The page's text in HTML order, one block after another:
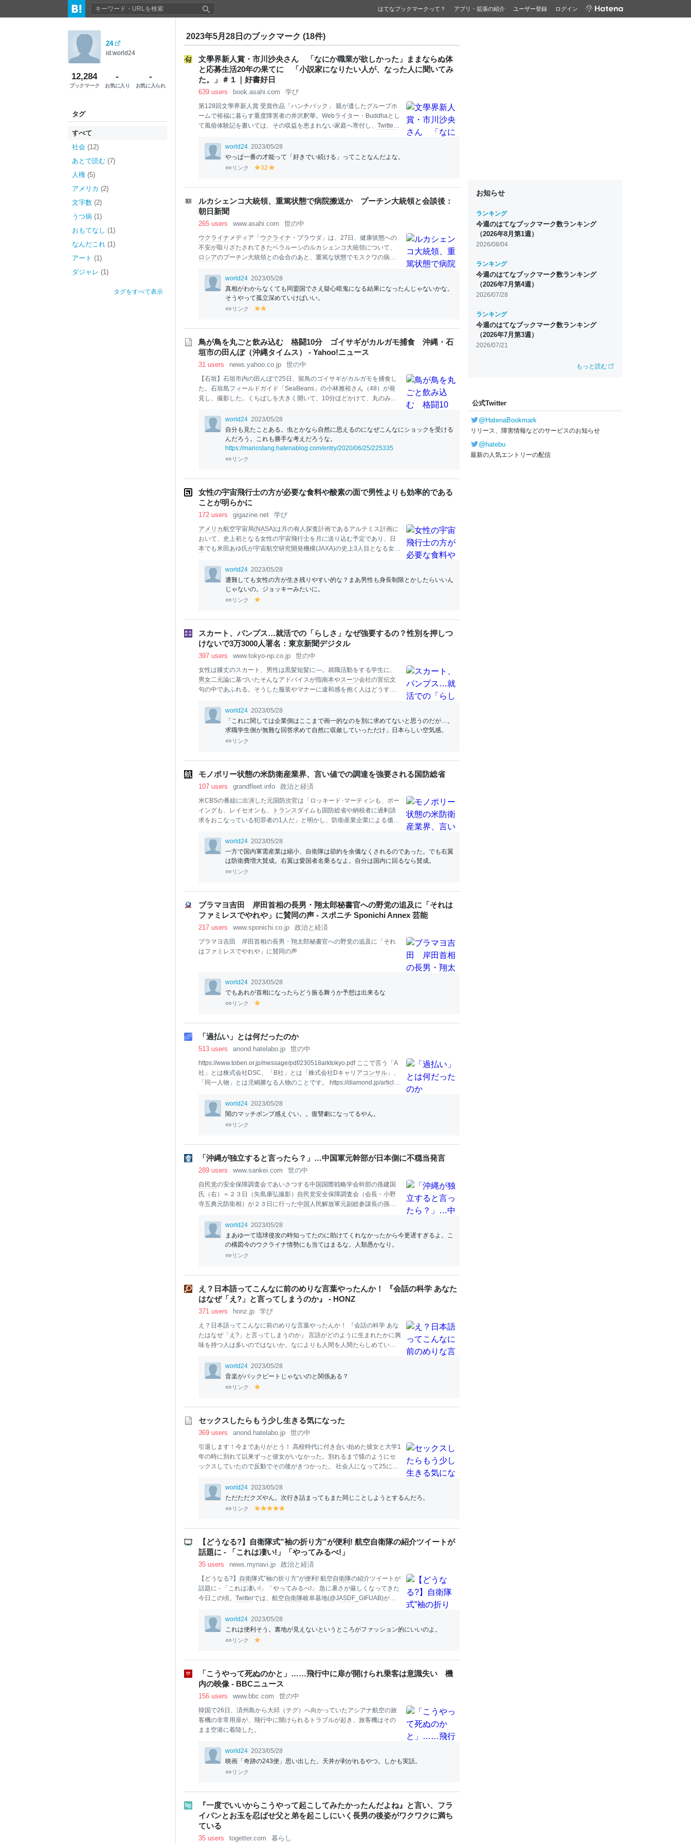
はてなブックマークって？ アプリ・拡張の紹介 ユーザー登録 ログイン
24
id:world24
12,284
ブックマーク
-
お気に入り
-
お気に入られ
タグ
すべて
社会 (12)
あとで読む (7)
人権 (5)
アメリカ (2)
文字数 (2)
うつ病 (1)
おもてなし (1)
なんだこれ (1)
アート (1)
ダジャレ (1)
タグをすべて表示
2023年5月28日のブックマーク (18件)
文學界新人賞・市川沙央さん 「なにか職業が欲しかった」ままならぬ体
と応募生活20年の果てに 「小説家になりたい人が、なった人に聞いてみ
た。」＃１｜好書好日
639 users book.asahi.com 学び
第128回文學界新人賞 受賞作品「ハンチバック」 親が遺したグループホ
ームで裕福に暮らす重度障害者の井沢釈華。Webライター・Buddhaとし
て風俗体験記を書いては、その収益を恵まれない家庭へ寄付し、 Twitter
夢」と吐きだす。ある日、ヘルパーの田中に裏垢を特定された釈華は、
１億5500万円で彼との性交によって妊娠する契約を結ぶ――。 療養生活
という名の引きこもり 取材は市川さんが両親と暮らす自宅で行われた。
い、リスクもある。そのため取材も、あらかじめメールで回答をもら
い、補足のみ、最小限お話いただく形をとった。 目力の強さはそれが市
川さ
world24 2023/05/28
やっぱ一番の才能って「好きでい続ける」ってことなんだよな。
リンク
y
lo
w
32
lo
ルカシェンコ大統領、重篤状態で病院搬送か プーチン大統領と会談後：
朝日新聞
265 users www.asahi.com 世の中
ウクライナ メディア「 ウクライナ ・プラウダ」は、27日、健康状態への
不安が取りざたされてきたベラルーシのルカシェンコ大統領について、
ロシアのプーチン大統領との会合のあと、重篤な状態でモスクワの病院
world24 2023/05/28
真相がわからなくても同盟国でさえ疑心暗鬼になる結果になったんじゃないかな。
そうやって孤立深めていけばいい。
リンク
y
lo
w
lo
w
鳥が鳥を丸ごと飲み込む 格闘10分 ゴイサギがカルガモ捕食 沖縄・石
垣市の田んぼ（沖縄タイムス） - Yahoo!ニュース
31 users news.yahoo.co.jp 世の中
【石垣】石垣市内の田んぼで25日、留鳥のゴイサギがカルガモを捕食 し
た。石垣島フィールドガイド「SeaBeans」の小林雅裕さん（48）が発
見し、撮影した。くちばしを大きく開いて、10分ほどかけて、丸のみし
体長60センチほど。カルガモは体長30センチほどに成長した若鳥だった
とみられる。小林さんが野鳥観察をしていたところ、草むらから大きな
獲物をくわえたゴイサギが田んぼに降り立った。オオヒキガエルと思い
ながら観察を続けると、脚が長く、羽毛があることに気付いたという。
で詳しく見ると、カルガモの若鳥だった。10分くらい格闘した
サギがカルガモを
べるとは」と驚いた。 （政経部・福元大輔） （写図
説
world24 2023/05/28
自分も見たことある。虫とかなら自然に思えるのになぜこんなにショックを受ける
んだろう。これも勝手な考えだろうな。
https://mariostang.hatenablog.com/entry/2020/06/25/225335
リンク
女性の宇宙飛行士の方が必要な食料や酸素の面で男性よりも効率的である
ことが明らかに
172 users gigazine.net 学び
アメリカ航空宇宙局(NASA)は月の有人探査計画であるアルテミス計画に
おいて、史上初となる女性の宇宙飛行士を月に送り込む予定であり、日
本でも米田あゆ氏が宇宙航空研究開発機構(JAXA)の史上3人目となる女性
ていくことが期待されています。そんな中、欧州宇宙機関(ESA)の研究チ
ームが発表した論文では、「宇宙飛行士は男性より女性の方が必要な食
料や酸素の面で効率的」という研究結果が示されました。 Effects of body
size and counte
rme
asure exercise on estimates of life support resources
world24 2023/05/28
遭難しても女性の方が生き残りやすい的な？まあ男性も身長制限とかしたらいいん
じゃないの。ジョッキーみたいに。
リンク
lo
w
スカート、パンプス…就活での「らしさ」なぜ強要するの？性別を押しつ
けないで3万3000人署名：東京新聞デジタル
397 users www.tokyo-np.co.jp 世の中
女性は膝丈のスカート、男性は黒髪短髪に―。就職活動をする学生に、
男女二元論に基づいたそんなアドバイスが指南本やスーツ会社の宣伝文
句の中であふれる。そうした服装やマナーに違和感を抱く人はどうすれ
に反し差別的だとして、就活体験者らでつくる団体が、大学や企業など
に「押し付けはやめて」「多様性の尊重を」と訴える。6月1日から企業
による面接などの選考活動が解禁され、就活が本格化する。（榎本哲
world24 2023/05/28
「これに関しては企業側はここまで画一的なのを別に求めてないと思うのだが…。
求職学生側が無難な回答求めて自然に収斂していっただけ」日本らしい空気感。
リンク
モノポリー状態の米防衛産業界、言い値での調達を強要される国防総省
107 users grandfleet.info 政治と経済
米CBSの番組に出演した元国防次官は「ロッキード･マーティンも、ボー
イングも、レイセオンも、
トランスダイムも国防総省や納税者に過剰請
求をおこなっている犯罪者の1人だ」と明かし、防衛産業企業による価格
ment of Defense w ith inflated prices for planes, submarines, missiles 参
考：Se nators urge Pentagon to investigate pricegouging by milit ary cont
ractors after 60 Minutesreportロッキード･マーティンも、ボーイング
も、レイセオンもパトリオットシステムで国防総省と同盟国に過剰請求C
world24 2023/05/28
一方で国内軍需産業は縮小、自衛隊は節約を余儀なくされるのであった。でも右翼
は防衛費増大賛成。右翼は愛国者名乗るなよ。自分は国内に回るなら賛成。
リンク
ブラマヨ吉田 岸田首相の長男・翔太郎秘書官への野党の追及に「それは
ファミレスでやれや」に賛同の声 - スポニチ Sponichi Annex 芸能
217 users www.sponichi.co.jp 政治と経済
ブラマヨ吉田 岸田首相の長男・翔太郎秘書官への野党の追及に「それ
はファミレスでやれや」に賛同の声
world24 2023/05/28
でもあれが首相になったらどう振る舞うか予想は出来るな
リンク
lo
w
「過払い」とは何だったのか
513 users anond.hatelabo.jp 世の中
https://www.toben.or.jp/message/pdf/230518arktokyo.pdfここで言う「A
社」とは株式会社DSC、「B社」とは「株式会社Dキャリアコンサル 」、
「同一人物」とは児嶋勝なる人物のことです。 https://diamond.jp/articl e
じ会社、同じ人物。 首都圏にいると気づきませんが、地方のラジオや新
聞は今でもいわゆる「過払い金」の広告で溢れています。 その広告を手
掛けているのが上記のA社＝株式会社DSCを代表とする広告代理店群。
はどれも同じ。 経営基盤が弱い弁護士
world24 2023/05/28
闇のマッチポンプ感えぐい。。復讐劇になってるやん。
リンク
「沖縄が独立すると言ったら？」…中国軍元幹部が日本側に不穏当発言
289 users www.sankei.com 世の中
自民党の安全保障調査会であいさつする中国 国際戦略学会幹部の孫建国
氏（右）＝２３日（矢島康弘撮影） 自民党安全保障調査会（会長・小野
寺五典元防衛相）が２３日に行った中国 人民解放軍元副総参謀長の孫建
張し、米国を「狼」になぞらえて日米同盟にくさびを打とうとした一
方、日中間の緊張がエスカレートする事態には日本と同様に懸念する姿
勢も示した。会合でのやり取りは冒頭以外は非公開。中国 軍元幹部は日
の元防衛相らに何を語ったのか。 「関係正常化に向けて歩み出す努力
合幕僚監部に当たる中国軍総参謀部（現統合参謀部）のナンバー２だっ
た人物だ。
world24 2023/05/28
まあゆーて琉球侵攻の時知ってたのに助けてくれなかったから今更遅すぎるよ。こ
の構図今のウクライナ情勢にも当てはまるな。人類愚かなり。
リンク
え？日本語ってこんなに前のめりな言葉やったんか！ 『会話の科学 あなた
はなぜ「え?」と言ってしまうのか』 - HONZ
371 users honz.jp 学び
え？日 本語ってこんなに前のめりな言葉やったんか！ 『会話の科学 あな
たはなぜ「え?」と言ってしまうのか』 言語がどのように生まれたかに興
味を持つ人は多いのではないか。なによりも人間を人間たらしめている
書評を書いた『言語はこうして生まれる：「即興する脳」とジェスチャ
ゲーム 』は、そのあたりを論じた本 である。 周囲の人に何かを伝える
ために言語が生まれた。最初から単語、ましてや文法があった訳ではな
ているという、あのチョムスキーの「生成文法」理論に真っ向から刃向
かう考えで、たいそう面白かった。 言語の「自然発生」を考えれば、こ
の説の方が正しそうで
world24 2023/05/28
音楽がバックビートじゃないのと関係ある？
リンク
lo
w
セックスしたらもう少し生きる気になった
369 users anond.hatelabo.jp 世の中
引退します！今までありがとう！ 高校時代に付き合い始めた彼女と大学1
年の時に別れて以来ずっと彼女がいなかった。別れるまで猿のようにセ
ックスしていたので反動でその後がきつかった。 社会人になって25にな
だった。 金曜日、 田舎の工場で取引先の
についてのわけのわからない説明を聞き、新幹線で帰って来て退勤しよ
うと会社に戻った。自分の部署に行くと一個下の営業事務の女の子が一
スカンを食べてから別の個室居酒屋に行ってしこたま飲ませた。しかし
彼女はとんでも無く酒が強く俺が先に潰れそうになった。襲うのは無理
そうだったので身体だ
world24 2023/05/28
ただただクズやん。次行き詰まってもまた同じことしようとするんだろ。
リンク
y
lo
w
y
lo
w
y
lo
w
y
lo
w
lo
w
【どうなる?】自衛隊式”袖の折り方”が便利! 航空自衛隊の紹介ツイートが
話題に - 「これは凄い!」「やってみるべ!」
35 users news.mynavi.jp 政治と経済
【どうなる?】 自衛隊式”袖の折り方”が便利! 航空自衛隊の紹介ツイートが
話題に - 「これは凄い!」「やってみるべ!」 急に暑さが厳しくなってきた
今日この頃。 Twitterでは、航空自衛隊岐阜基地(@JASDF _GIFUAB)が発
の方法とあまり変わらないように見える
どのような理由があるのでしょうか…? 📢岐阜基地広報係です／ 今日も
暑くなりそうですねー☀ そんなときは、自衛官も作業服の袖をまくって
から。続く2つのツイートでは、クイズの答えと具体的な袖の折り方が、
画像や動画で
world24 2023/05/28
これは便利そう。裏地が見えないというところがファッション的にいいのよ。
リンク
lo
w
「こうやって死ぬのかと」……飛行中に扉が開けられ乗客は意識失い 機
内の映像 - BBCニュース
156 users www.bbc.com 世の中
韓国で26日、済州島から大邱（テグ）へ向かっていたアシアナ航空の旅
客機の非常用扉が、飛行中に開けられるトラブルが起き、旅客機はその
まま空港に着陸した。
world24 2023/05/28
映画「奇跡の243便」思い出した。天井が剥がれるやつ。しかも実話。
リンク
『一度でいいからこうやって起こしてみたかったんだよね』と言い、フラ
イパンとお玉を忍ばせ父と弟を起こしにいく長男の後姿がワクワクに満ち
ている
35 users togetter.com 暮らし
お知らせ
ランキング
今週のはてなブックマーク数ランキング
（2026年8月第1週）
2026/08/04
ランキング
今週のはてなブックマーク数ランキング
（2026年7月第4週）
2026/07/28
ランキング
今週のはてなブックマーク数ランキング
（2026年7月第3週）
2026/07/21
もっと読む
公式Twitter
@HatenaBookmark
リリース、障害情報などのサービスのお知らせ
@hatebu
最新の人気エントリーの配信